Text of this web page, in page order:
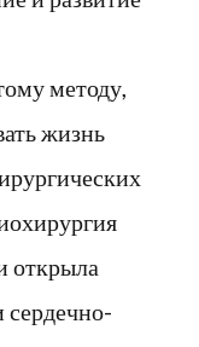
методу,
жизнь
открыла
сердечно-